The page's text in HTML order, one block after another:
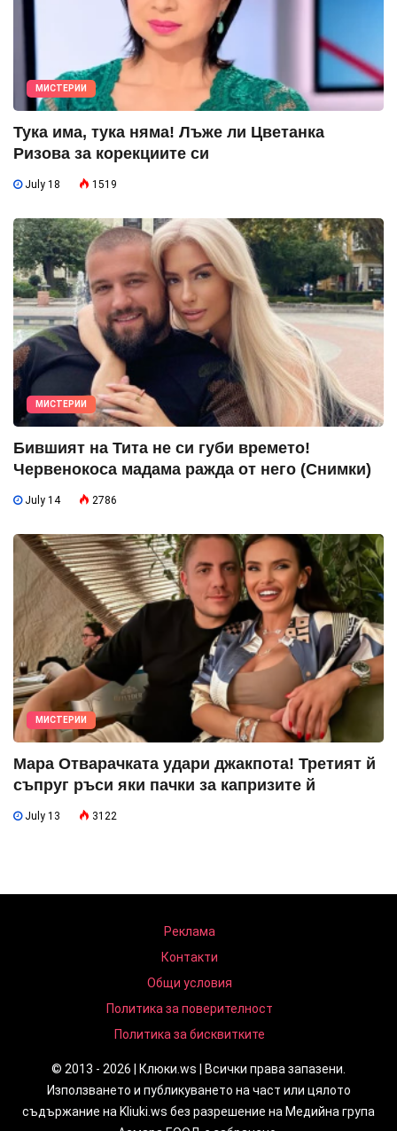
МИСТЕРИИ
Тука има, тука няма! Лъже ли Цветанка
Ризова за корекциите си
July 18 1519
МИСТЕРИИ
Бившият на Тита не си губи времето!
Червенокоса мадама ражда от него (Снимки)
July 14 2786
МИСТЕРИИ
Мара Отварачката удари джакпота! Третият й
съпруг ръси яки пачки за капризите й
July 13 3122
Реклама
Контакти
Общи условия
Политика за поверителност
Политика за бисквитките
© 2013 - 2026 | Клюки.ws | Всички права запазени.
Използването и публикуването на част или цялото
съдържание на Kliuki.ws без разрешение на Медийна група